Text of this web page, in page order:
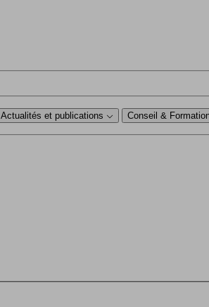
Actualités et publications Conseil &